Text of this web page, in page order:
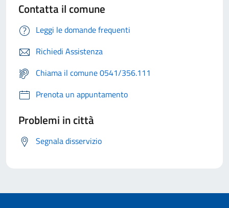
Contatta il comune
Leggi le domande frequenti
Richiedi Assistenza
Chiama il comune 0541/356.111
Prenota un appuntamento
Problemi in città
Segnala disservizio